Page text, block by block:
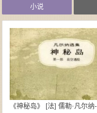
小说
《神秘岛》 [法] 儒勒·凡尔纳-